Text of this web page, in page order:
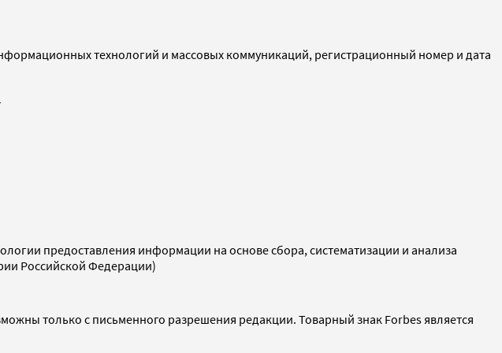
технологий и массовых коммуникаций, регистрационный номер и дата
предоставления информации на основе сбора, систематизации и анализа
Российской Федерации)
только с письменного разрешения редакции. Товарный знак Forbes является